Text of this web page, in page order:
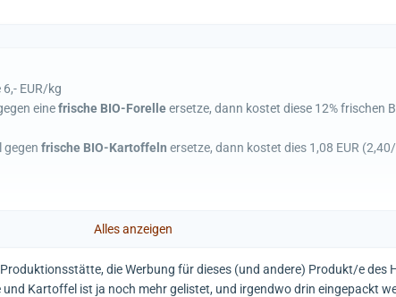
EUR/kg
einefrische BIO-Forelleersetze, dann kostet diese 12% frischen
gegen frische BIO-Kartoffeln ersetze, dann kostet dies 1,08 EUR
Alles anzeigen
die Werbung für dieses (und andere) Produkt/e des
Kartoffel ist ja noch mehr gelistet, und irgendwo drin eingepackt